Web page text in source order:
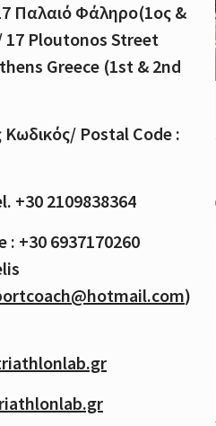
Παλαιό Φάληρο(1ος &
Ploutonos Street
Greece (1st & 2nd
Κωδικός/ Postal Code :
+30 2109838364
: +30 6937170260
)